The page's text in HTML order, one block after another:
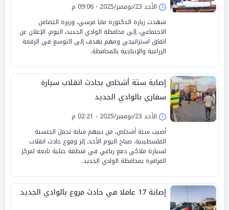
الأحد 23/نوفمبر/2025 - 09:06 م
شهدت زيارة الدكتورة مايا مرسي، وزيرة التضامن
الاجتماعي، إلى محافظة الوادي الجديد، اليوم، الإعلان عن
اتفاق استراتيجي ومهم يهدف إلى التوسع في الرقعة
الزراعية والإنتاجية بالمحافظة.
إصابة ستة أشخاص بحادث انقلاب سيارة
سفاري بالوادي الجديد
الأحد 23/نوفمبر/2025 - 02:21 م
أصيب ستة أشخاص، من بينهم شابة تحمل الجنسية
الفلسطينية، صباح اليوم الأحد، إثر وقوع حادث انقلاب
لسيارة ملاكي دفع رباعي في منطقة جبلية تابعة لمركز
الفرافرة بمحافظة الوادي الجديد.
إصابة 17 عاملا في حادث مروع بالوادي الجديد